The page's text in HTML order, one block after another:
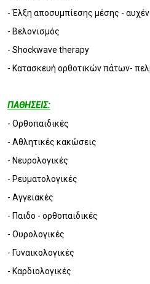
- Έλξη αποσυμπίεσης μέσης -
- Βελονισμός
- Shockwave therapy
- Κατασκευή ορθοτικών πάτων-
ΠΑΘΗΣΕΙΣ:
- Ορθοπαιδικές
- Αθλητικές κακώσεις
- Νευρολογικές
- Ρευματολογικές
- Αγγειακές
- Παιδο - ορθοπαιδικές
- Ουρολογικές
- Γυναικολογικές
- Καρδιολογικές